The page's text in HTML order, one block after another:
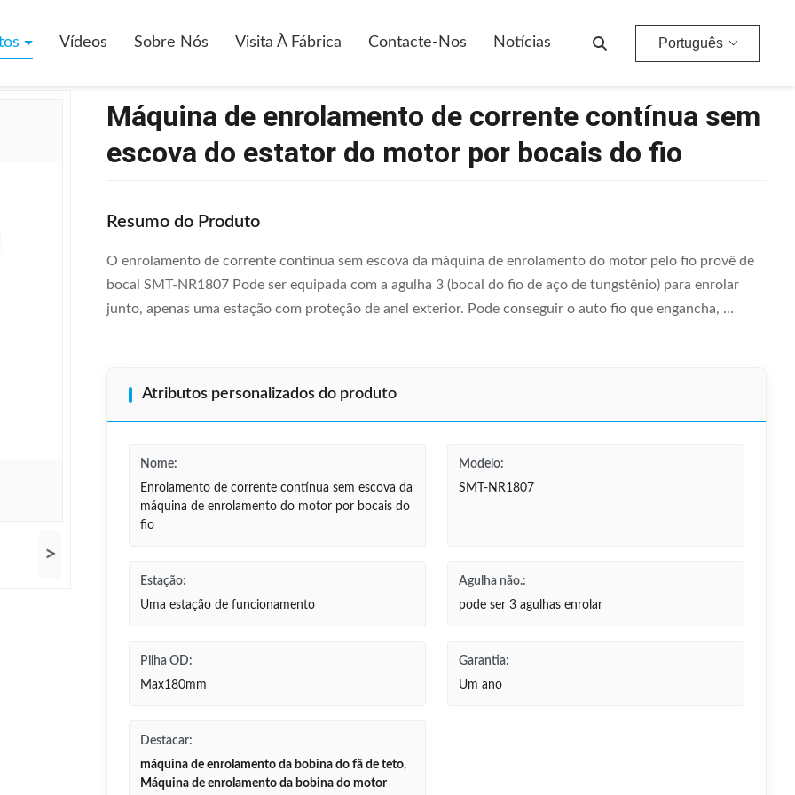
Vídeos Sobre Nós Visita À Fábrica Contacte-Nos Notícias Português
>
Máquina de enrolamento de corrente contínua sem
escova do estator do motor por bocais do fio
Resumo do Produto
O enrolamento de corrente contínua sem escova da máquina de enrolamento do motor pelo fio provê de
bocal SMT-NR1807 Pode ser equipada com a agulha 3 (bocal do fio de aço de tungstênio) para enrolar
junto, apenas uma estação com proteção de anel exterior. Pode conseguir o auto fio que engancha, ...
Atributos personalizados do produto
Nome:
Enrolamento de corrente contínua sem escova da
máquina de enrolamento do motor por bocais do
fio
Modelo:
SMT-NR1807
Estação:
Uma estação de funcionamento
Agulha não.:
pode ser 3 agulhas enrolar
Pilha OD:
Max180mm
Garantia:
Um ano
Destacar:
máquina de enrolamento da bobina do fã de teto,
Máquina de enrolamento da bobina do motor